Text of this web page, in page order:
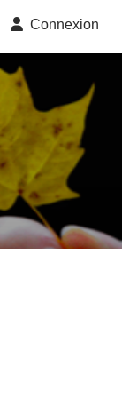
Connexion